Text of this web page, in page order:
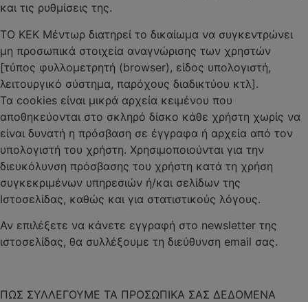
και τις ρυθμίσεις της.
ΤΟ ΚΕΚ Μέντωρ διατηρεί το δικαίωμα να συγκεντρώνει
μη προσωπικά στοιχεία αναγνώρισης των χρηστών
[τύπος φυλλομετρητή (browser), είδος υπολογιστή,
λειτουργικό σύστημα, παρόχους διαδικτύου κτλ].
Τα cookies είναι μικρά αρχεία κειμένου που
αποθηκεύονται στο σκληρό δίσκο κάθε χρήστη χωρίς να
είναι δυνατή η πρόσβαση σε έγγραφα ή αρχεία από τον
υπολογιστή του χρήστη. Χρησιμοποιούνται για την
διευκόλυνση πρόσβασης του χρήστη κατά τη χρήση
συγκεκριμένων υπηρεσιών ή/και σελίδων της
Ιστοσελίδας, καθώς και για στατιστικούς λόγους.
Αν επιλέξετε να κάνετε εγγραφή στο newsletter της
ιστοσελίδας, θα συλλέξουμε τη διεύθυνση email σας.
ΠΩΣ ΣΥΛΛΕΓΟΥΜΕ ΤΑ ΠΡΟΣΩΠΙΚΑ ΣΑΣ ΔΕΔΟΜΕΝΑ